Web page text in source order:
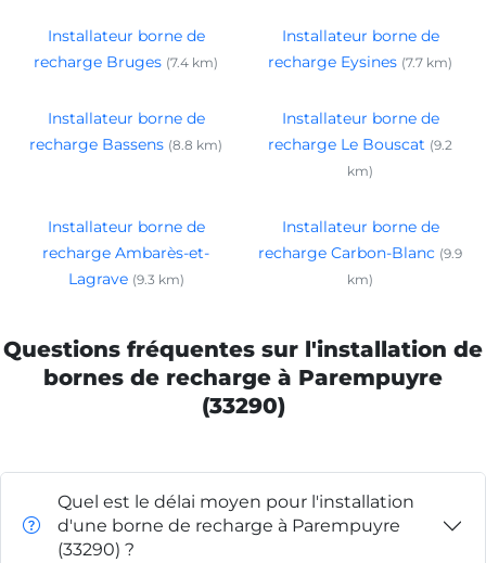
Installateur borne de
recharge Bruges (7.4 km)
Installateur borne de
recharge Eysines (7.7 km)
Installateur borne de
recharge Bassens (8.8 km)
Installateur borne de
recharge Le Bouscat (9.2
km)
Installateur borne de
recharge Ambarès-et-
Lagrave (9.3 km)
Installateur borne de
recharge Carbon-Blanc (9.9
km)
Questions fréquentes sur l'installation de
bornes de recharge à Parempuyre
(33290)
Quel est le délai moyen pour l'installation
d'une borne de recharge à Parempuyre
(33290) ?